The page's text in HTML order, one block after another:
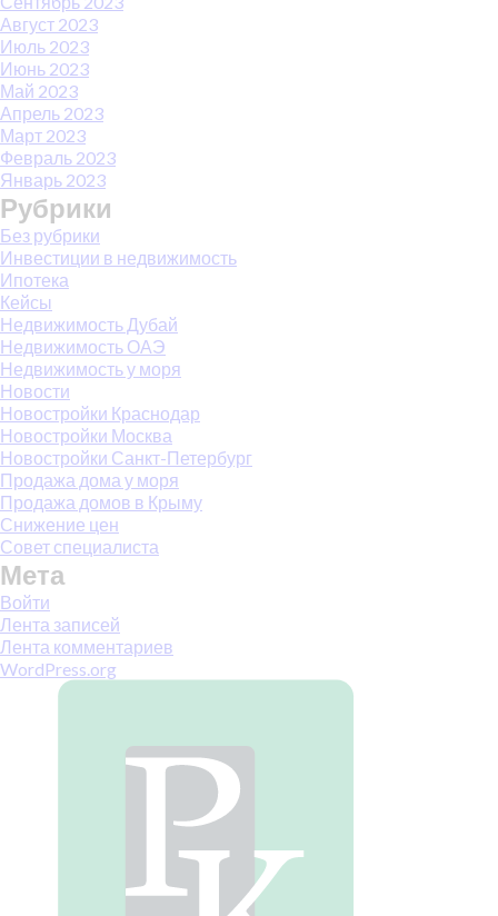
Август 2023
Июль 2023
Июнь 2023
Май 2023
Апрель 2023
Март 2023
Февраль 2023
Январь 2023
Рубрики
Без рубрики
Инвестиции в недвижимость
Ипотека
Кейсы
Недвижимость Дубай
Недвижимость ОАЭ
Недвижимость у моря
Новости
Новостройки Краснодар
Новостройки Москва
Новостройки Санкт-Петербург
Продажа дома у моря
Продажа домов в Крыму
Снижение цен
Совет специалиста
Мета
Войти
Лента записей
Лента комментариев
WordPress.org